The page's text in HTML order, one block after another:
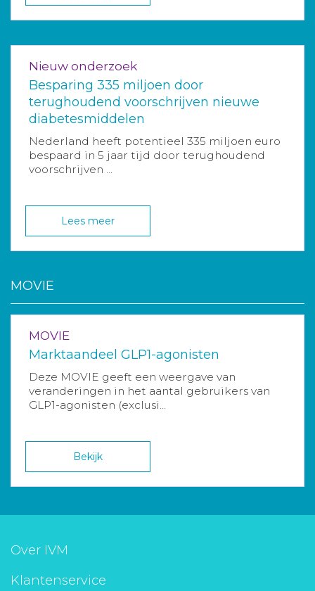
Nieuw onderzoek
Besparing 335 miljoen door
terughoudend voorschrijven nieuwe
diabetesmiddelen
Nederland heeft potentieel 335 miljoen euro
bespaard in 5 jaar tijd door terughoudend
voorschrijven ...
Lees meer
MOVIE
MOVIE
Marktaandeel GLP1-agonisten
Deze MOVIE geeft een weergave van
veranderingen in het aantal gebruikers van
GLP1-agonisten (exclusi...
Bekijk
Over IVM
Klantenservice